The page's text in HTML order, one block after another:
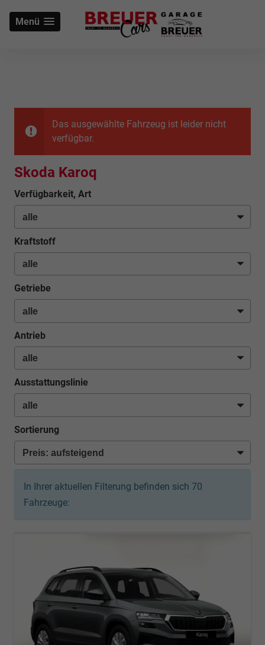
Menü
Das ausgewählte Fahrzeug ist leider nicht
verfügbar.
Skoda Karoq
Verfügbarkeit, Art
Kraftstoff
Getriebe
Antrieb
Ausstattungslinie
Sortierung
In Ihrer aktuellen Filterung befinden sich 70
Fahrzeuge: